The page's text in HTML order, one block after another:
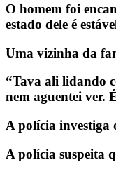
O homem foi
estado dele é
Uma vizinha da
“Tava ali lidando
nem aguentei ver.
A polícia investiga
A polícia suspeita